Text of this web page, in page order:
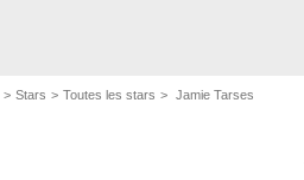
Stars Toutes les stars Jamie Tarses